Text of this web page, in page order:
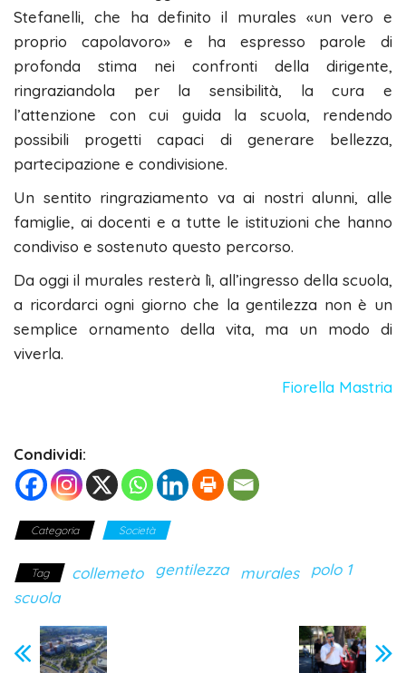
Stefanelli, che ha definito il murales «un vero e
proprio capolavoro» e ha espresso parole di
profonda stima nei confronti della dirigente,
ringraziandola per la sensibilità, la cura e
l’attenzione con cui guida la scuola, rendendo
possibili progetti capaci di generare bellezza,
partecipazione e condivisione.
Un sentito ringraziamento va ai nostri alunni, alle
famiglie, ai docenti e a tutte le istituzioni che hanno
condiviso e sostenuto questo percorso.
Da oggi il murales resterà lì, all’ingresso della scuola,
a ricordarci ogni giorno che la gentilezza non è un
semplice ornamento della vita, ma un modo di
viverla.
Fiorella Mastria
Condividi:
Categoria Società
Tag collemeto gentilezza murales
polo 1
scuola